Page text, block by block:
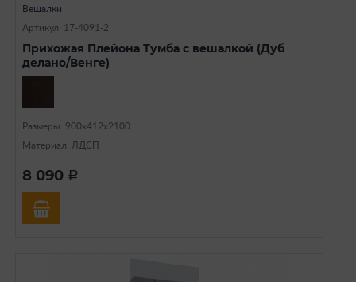
Вешалки
Артикул: 17-4091-2
Прихожая Плейона Тумба с вешалкой (Дуб
делано/Венге)
Размеры: 900х412х2100
Материал: ЛДСП
8 090 a